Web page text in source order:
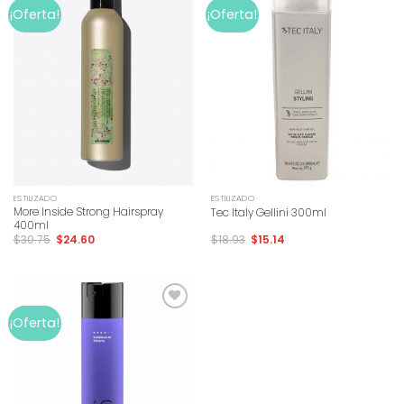
¡Oferta!
ESTILIZADO
More Inside Strong Hairspray
400ml
$30.75 $24.60
¡Oferta!
ESTILIZADO
Tec Italy Gellini 300ml
$18.93 $15.14
¡Oferta!